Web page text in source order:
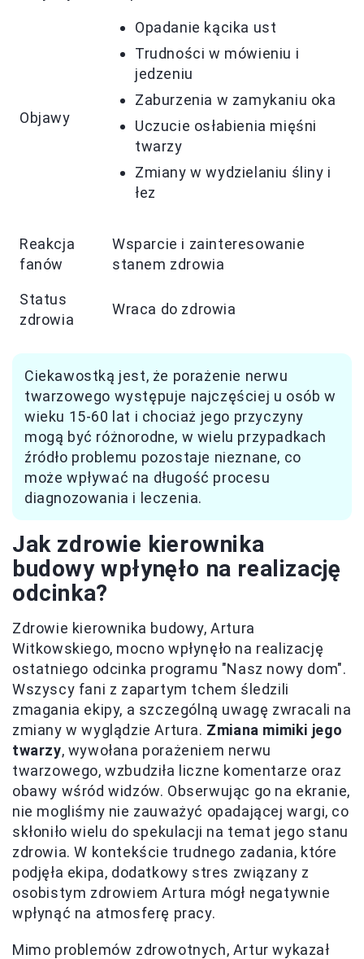
Objawy
Opadanie kącika ust
Trudności w mówieniu i
jedzeniu
Zaburzenia w zamykaniu oka
Uczucie osłabienia mięśni
twarzy
Zmiany w wydzielaniu śliny i
łez
Reakcja
fanów
Wsparcie i zainteresowanie
stanem zdrowia
Status
zdrowia
Wraca do zdrowia
Ciekawostką jest, że porażenie nerwu
twarzowego występuje najczęściej u osób w
wieku 15-60 lat i chociaż jego przyczyny
mogą być różnorodne, w wielu przypadkach
źródło problemu pozostaje nieznane, co
może wpływać na długość procesu
diagnozowania i leczenia.
Jak zdrowie kierownika
budowy wpłynęło na realizację
odcinka?
Zdrowie kierownika budowy, Artura
Witkowskiego, mocno wpłynęło na realizację
ostatniego odcinka programu "Nasz nowy dom".
Wszyscy fani z zapartym tchem śledzili
zmagania ekipy, a szczególną uwagę zwracali na
zmiany w wyglądzie Artura. Zmiana mimiki jego
twarzy, wywołana porażeniem nerwu
twarzowego, wzbudziła liczne komentarze oraz
obawy wśród widzów. Obserwując go na ekranie,
nie mogliśmy nie zauważyć opadającej wargi, co
skłoniło wielu do spekulacji na temat jego stanu
zdrowia. W kontekście trudnego zadania, które
podjęła ekipa, dodatkowy stres związany z
osobistym zdrowiem Artura mógł negatywnie
wpłynąć na atmosferę pracy.
Mimo problemów zdrowotnych, Artur wykazał